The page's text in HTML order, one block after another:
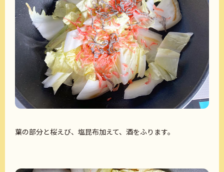
葉の部分と桜えび、塩昆布加えて、酒をふります。